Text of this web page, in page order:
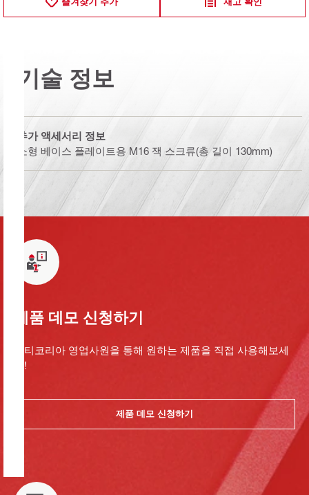
기술 정보
추가 액세서리 정보
소형 베이스 플레이트용 M16 잭 스크류(총 길이 130mm)
제품 데모 신청하기
힐티코리아 영업사원을 통해 원하는 제품을 직접 사용해보세
요!
제품 데모 신청하기